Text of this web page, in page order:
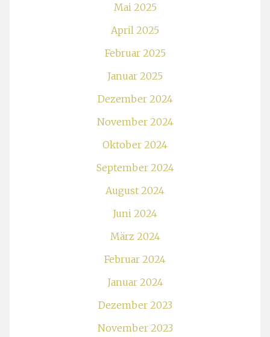
Mai 2025
April 2025
Februar 2025
Januar 2025
Dezember 2024
November 2024
Oktober 2024
September 2024
August 2024
Juni 2024
März 2024
Februar 2024
Januar 2024
Dezember 2023
November 2023